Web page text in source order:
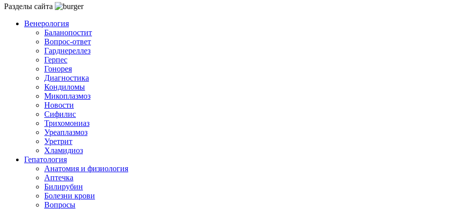
Разделы сайта
Венерология
Баланопостит
Вопрос-ответ
Гарднереллез
Герпес
Гонорея
Диагностика
Кондиломы
Микоплазмоз
Новости
Сифилис
Трихомониаз
Уреаплазмоз
Уретрит
Хламидиоз
Гепатология
Анатомия и физиология
Аптечка
Билирубин
Болезни крови
Вопросы